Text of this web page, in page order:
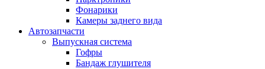
Фонарики
Камеры заднего вида
Автозапчасти
Выпускная система
Гофры
Бандаж глушителя